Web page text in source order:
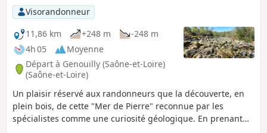
Visorandonneur
11,86 km
+248 m
-248 m
4h 05
Moyenne
Départ à Genouilly (Saône-et-Loire)
(Saône-et-Loire)
Un plaisir réservé aux randonneurs que la découverte, en
plein bois, de cette "Mer de Pierre" reconnue par les
spécialistes comme une curiosité géologique. En prenant